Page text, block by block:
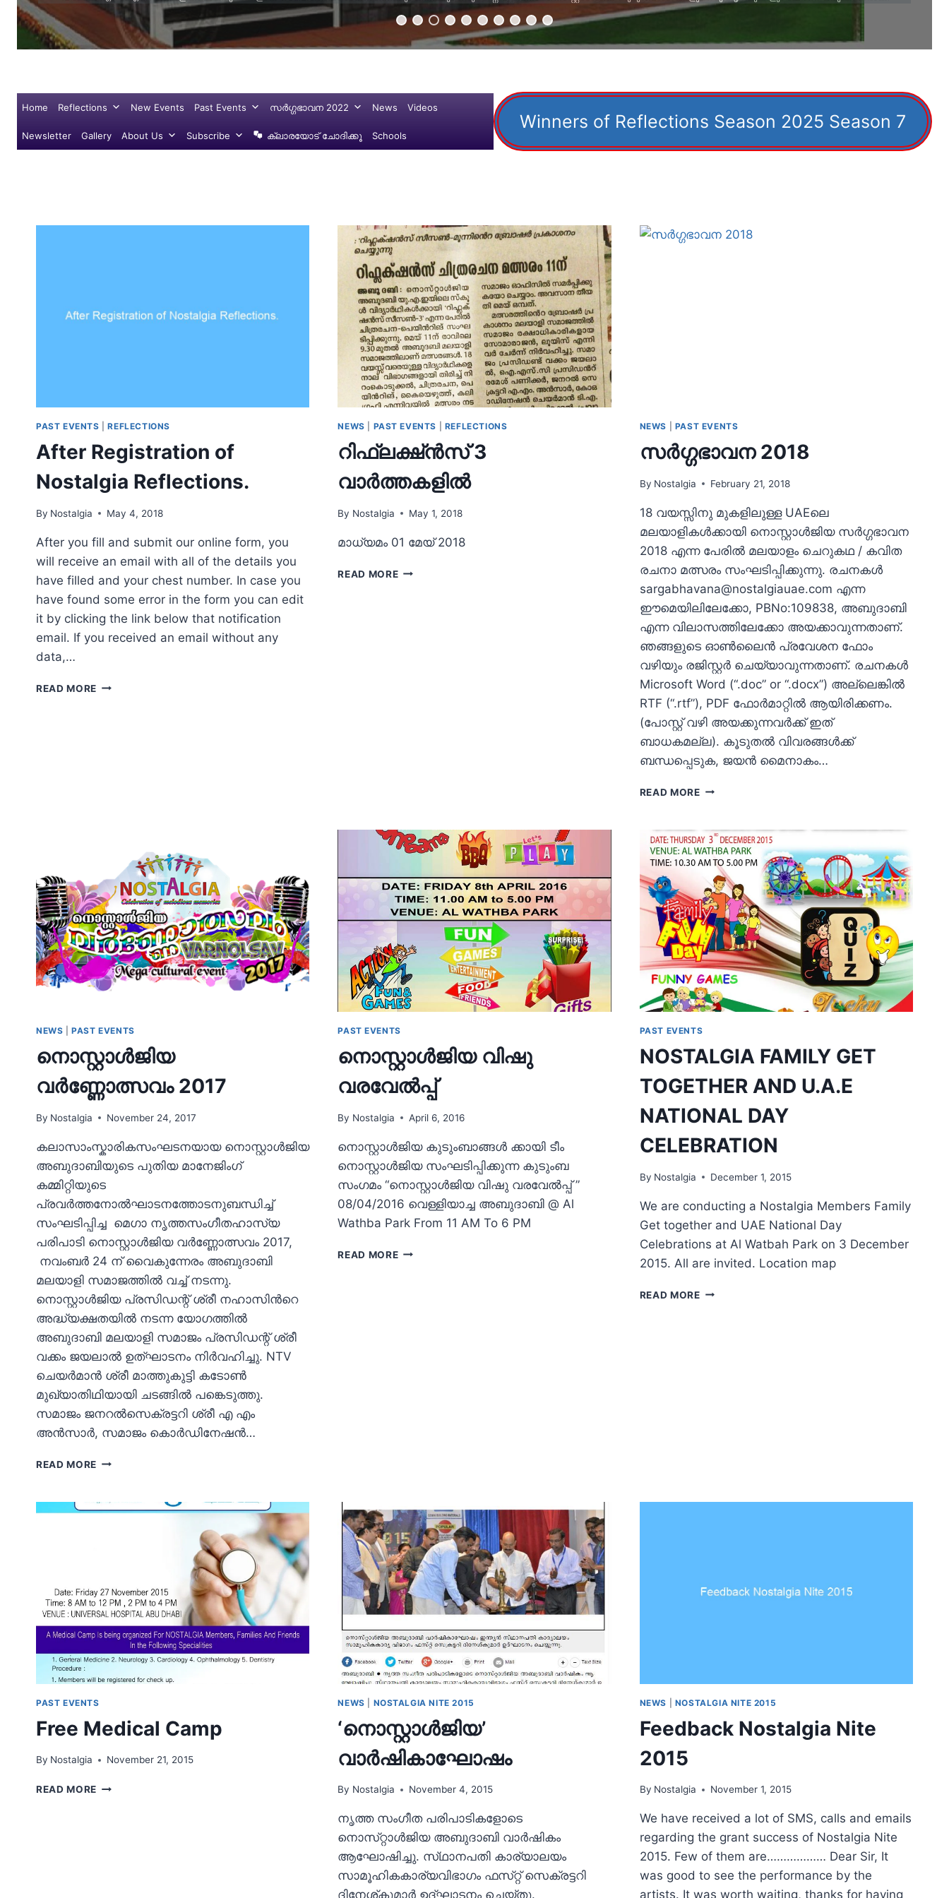
Home Reflections New Events Past Events സർഗ്ഗഭാവന 2022 News Videos
Newsletter Gallery About Us Subscribe ക്ലാരയോട് ചോദിക്കൂ Schools
Winners of Reflections Season 2025 Season 7
PAST EVENTS |REFLECTIONS
After Registration of
Nostalgia Reflections.
By Nostalgia May 4, 2018
After you fill and submit our online form, you
will receive an email with all of the details you
have filled and your chest number. In case you
have found some error in the form you can edit
it by clicking the link below that notification
email. If you received an email without any
data,…
READ MORE AFTER
NEWS PAST EVENTS REFLECTIONS
റിഫ്ലക്ഷ്ൻസ് 3
വാർത്തകളിൽ
By Nostalgia May 1, 2018
മാധ്യമം 01 മേയ് 2018
READ MOREറിഫ്ലക്ഷ്ൻസ്
NEWS PAST EVENTS
സർഗ്ഗഭാവന 2018
By Nostalgia February 21, 2018
18 വയസ്സിനു മുകളിലുള്ള UAEലെ
മലയാളികള്‍ക്കായി നൊസ്റ്റാള്‍ജിയ സർഗ്ഗഭാവന
2018 എന്ന പേരിൽ മലയാളം ചെറുകഥ / കവിത
രചനാ മത്സരം സംഘടിപ്പിക്കുന്നു. രചനകള്‍
sargabhavana@nostalgiauae.com എന്ന
ഈമെയിലിലേക്കോ, PBNo:109838, അബുദാബി
എന്ന വിലാസത്തിലേക്കോ അയക്കാവുന്നതാണ്.
ഞങ്ങളുടെ ഓണ്‍ലൈന്‍ പ്രവേശന ഫോം
വഴിയും രജിസ്റ്റര്‍ ചെയ്യാവുന്നതാണ്. രചനകള്‍
Microsoft Word (“.doc” or “.docx”) അല്ലെങ്കില്‍
RTF (“.rtf”), PDF ഫോര്‍മാറ്റില്‍ ആയിരിക്കണം.
(പോസ്റ്റ്‌ വഴി അയക്കുന്നവര്‍ക്ക് ഇത്
ബാധകമല്ല). കൂടുതല്‍ വിവരങ്ങള്‍ക്ക്
ബന്ധപ്പെടുക, ജയന്‍ മൈനാകം…
READ MOREസർഗ്ഗഭാവന
NEWS |PAST EVENTS
നൊസ്റ്റാള്‍ജിയ
വര്‍ണ്ണോത്സവം 2017
By Nostalgia November 24, 2017
കലാസാംസ്കാരികസംഘടനയായ നൊസ്റ്റാള്‍ജിയ
അബുദാബിയുടെ പുതിയ മാനേജിംഗ്
കമ്മിറ്റിയുടെ
പ്രവര്‍ത്തനോല്‍ഘാടനത്തോടനുബന്ധിച്ച്
സംഘടിപ്പിച്ച മെഗാ നൃത്തസംഗീതഹാസ്യ
പരിപാടി നൊസ്റ്റാള്‍ജിയ വര്‍ണ്ണോത്സവം 2017,
നവംബർ 24 ന് വൈകുന്നേരം അബുദാബി
മലയാളി സമാജത്തില്‍ വച്ച് നടന്നു.
നൊസ്റ്റാള്‍ജിയ പ്രസിഡന്റ് ശ്രീ നഹാസിന്‍റെ
അദ്ധ്യക്ഷതയില്‍ നടന്ന യോഗത്തില്‍
അബുദാബി മലയാളി സമാജം പ്രസിഡന്റ്‌ ശ്രീ
വക്കം ജയലാല്‍ ഉത്ഘാടനം നിര്‍വഹിച്ചു. NTV
ചെയര്‍മാന്‍ ശ്രീ മാത്തുകുട്ടി കടോണ്‍
മുഖ്യാതിഥിയായി ചടങ്ങില്‍ പങ്കെടുത്തു.
സമാജം ജനറല്‍സെക്രട്ടറി ശ്രീ എ എം
അന്‍സാര്‍, സമാജം കൊര്‍ഡിനേഷന്‍…
READ MORE നൊസ്റ്റാള്‍ജിയ
PAST EVENTS
നൊസ്റ്റാൾജിയ വിഷു
വരവേൽപ്പ്
By Nostalgia April 6, 2016
നൊസ്റ്റാൾജിയ കുടുംബാങ്ങൾ ക്കായി ടീം
നൊസ്റ്റാൾജിയ സംഘടിപ്പിക്കുന്ന കുടുംബ
സംഗമം “നൊസ്റ്റാൾജിയ വിഷു വരവേൽപ്പ് ”
08/04/2016 വെള്ളിയാച്ച അബുദാബി @ Al
Wathba Park From 11 AM To 6 PM
READ MOREനൊസ്റ്റാൾജിയ
PAST EVENTS
NOSTALGIA FAMILY GET
TOGETHER AND U.A.E
NATIONAL DAY
CELEBRATION
By Nostalgia December 1, 2015
We are conducting a Nostalgia Members Family
Get together and UAE National Day
Celebrations at Al Watbah Park on 3 December
2015. All are invited. Location map
READ MORENOSTALGIA
PAST EVENTS
Free Medical Camp
By Nostalgia November 21, 2015
READ MORE FREE
NEWS NOSTALGIA NITE 2015
‘നൊസ്റ്റാൾജിയ’
വാർഷികാഘോഷം
By Nostalgia November 4, 2015
നൃത്ത സംഗീത പരിപാടികളോടെ
നൊസ്‌റ്റാൾജിയ അബുദാബി വാർഷികം
ആഘോഷിച്ചു. സ്‌ഥാനപതി കാര്യാലയം
സാമൂഹികകാര്യവിഭാഗം ഫസ്‌റ്റ് സെക്രട്ടറി
ദിനേശ്‌കുമാർ ഉദ്‌ഘാടനം ചെയ്‌തു.
NEWS NOSTALGIA NITE 2015
Feedback Nostalgia Nite
2015
By Nostalgia November 1, 2015
We have received a lot of SMS, calls and emails
regarding the grant success of Nostalgia Nite
2015. Few of them are……………… Dear Sir, It
was good to see the performance by the
artists. It was worth waiting, thanks for having